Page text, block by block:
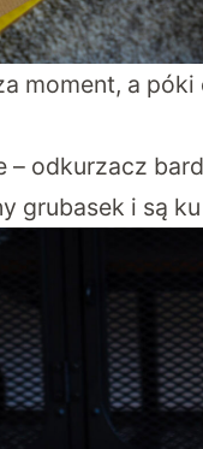
moment, a
– odkurzacz
grubasek i są